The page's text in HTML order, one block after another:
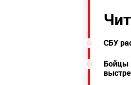
СБУ
Бойцы